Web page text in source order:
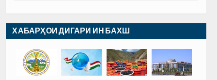
ХАБАРҲОИ ДИГАРИ ИН БАХШ